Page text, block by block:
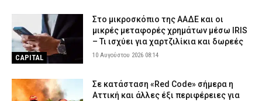
CAPITAL
Στο μικροσκόπιο της ΑΑΔΕ και οι
μικρές μεταφορές χρημάτων μέσω IRIS
– Τι ισχύει για χαρτζιλίκια και δωρεές
10 Αυγούστου 2026 08:14
Σε κατάσταση «Red Code» σήμερα η
Αττική και άλλες έξι περιφέρειες για